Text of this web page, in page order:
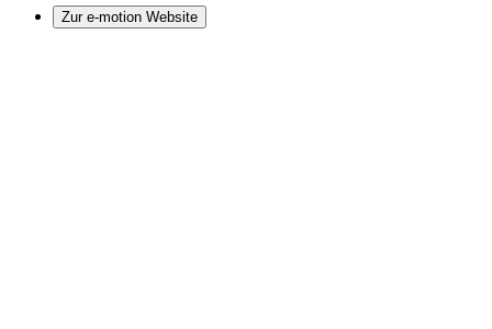
Zur e-motion Website